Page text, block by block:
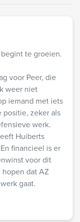
te groeien.
voor Peer, die
weer niet
iemand met iets
positie, zeker als
werk.
Huiberts
financieel is er
voor dit
dat AZ
gaat.